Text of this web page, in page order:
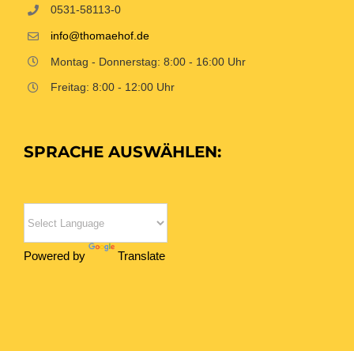
0531-58113-0
info@thomaehof.de
Montag - Donnerstag: 8:00 - 16:00 Uhr
Freitag: 8:00 - 12:00 Uhr
SPRACHE AUSWÄHLEN:
Powered by Translate